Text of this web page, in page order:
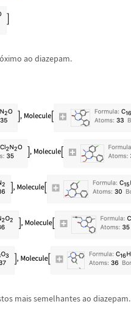
óximo ao diazepam.
mais semelhantes ao diazepam.